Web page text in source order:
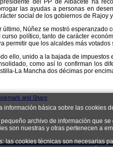
información básica sobre las cookies
archivo de información que
son nuestras y otras pertenecen a
las cookies técnicas son necesarias
del PP de Albacete ha
las ayudas a personas en
social de los gobiernos de Rajoy
último, Núñez se mostró
curso político, tanto de carácter
permitir que los alcaldes más
ello, unido a la bajada de
como así lo confirman los
La Mancha dos décimas por